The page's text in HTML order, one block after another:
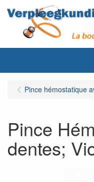
Pince hémostatique
Pince
dentes;